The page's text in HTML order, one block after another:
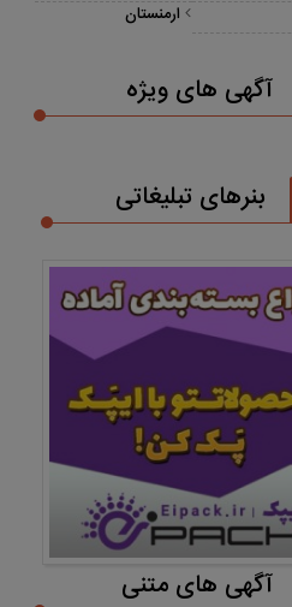
ارمنستان
آگهی های ویژه
بنرهای تبلیغاتی
آگهی های متنی